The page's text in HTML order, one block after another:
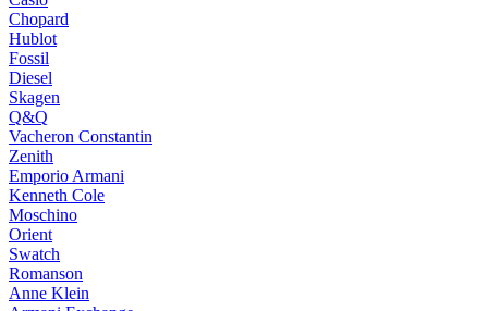
Chopard
Hublot
Fossil
Diesel
Skagen
Q&Q
Vacheron Constantin
Zenith
Emporio Armani
Kenneth Cole
Moschino
Orient
Swatch
Romanson
Anne Klein